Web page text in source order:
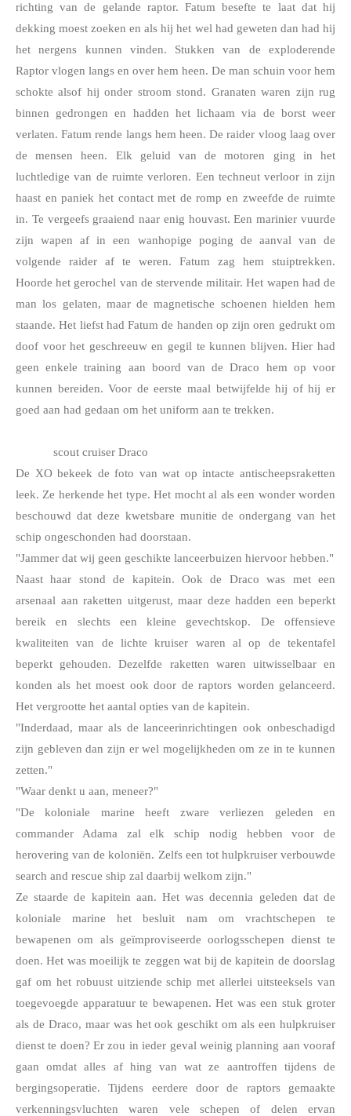
richting van de gelande raptor. Fatum besefte te laat dat hij
dekking moest zoeken en als hij het wel had geweten dan had hij
het nergens kunnen vinden. Stukken van de exploderende
Raptor vlogen langs en over hem heen. De man schuin voor hem
schokte alsof hij onder stroom stond. Granaten waren zijn rug
binnen gedrongen en hadden het lichaam via de borst weer
verlaten. Fatum rende langs hem heen. De raider vloog laag over
de mensen heen. Elk geluid van de motoren ging in het
luchtledige van de ruimte verloren. Een techneut verloor in zijn
haast en paniek het contact met de romp en zweefde de ruimte
in. Te vergeefs graaiend naar enig houvast. Een marinier vuurde
zijn wapen af in een wanhopige poging de aanval van de
volgende raider af te weren. Fatum zag hem stuiptrekken.
Hoorde het gerochel van de stervende militair. Het wapen had de
man los gelaten, maar de magnetische schoenen hielden hem
staande. Het liefst had Fatum de handen op zijn oren gedrukt om
doof voor het geschreeuw en gegil te kunnen blijven. Hier had
geen enkele training aan boord van de Draco hem op voor
kunnen bereiden. Voor de eerste maal betwijfelde hij of hij er
goed aan had gedaan om het uniform aan te trekken.
scout cruiser Draco
De XO bekeek de foto van wat op intacte antischeepsraketten
leek. Ze herkende het type. Het mocht al als een wonder worden
beschouwd dat deze kwetsbare munitie de ondergang van het
schip ongeschonden had doorstaan.
"Jammer dat wij geen geschikte lanceerbuizen hiervoor hebben."
Naast haar stond de kapitein. Ook de Draco was met een
arsenaal aan raketten uitgerust, maar deze hadden een beperkt
bereik en slechts een kleine gevechtskop. De offensieve
kwaliteiten van de lichte kruiser waren al op de tekentafel
beperkt gehouden. Dezelfde raketten waren uitwisselbaar en
konden als het moest ook door de raptors worden gelanceerd.
Het vergrootte het aantal opties van de kapitein.
"Inderdaad, maar als de lanceerinrichtingen ook onbeschadigd
zijn gebleven dan zijn er wel mogelijkheden om ze in te kunnen
zetten."
"Waar denkt u aan, meneer?"
"De koloniale marine heeft zware verliezen geleden en
commander Adama zal elk schip nodig hebben voor de
herovering van de koloniën. Zelfs een tot hulpkruiser verbouwde
search and rescue ship zal daarbij welkom zijn."
Ze staarde de kapitein aan. Het was decennia geleden dat de
koloniale marine het besluit nam om vrachtschepen te
bewapenen om als geïmproviseerde oorlogsschepen dienst te
doen. Het was moeilijk te zeggen wat bij de kapitein de doorslag
gaf om het robuust uitziende schip met allerlei uitsteeksels van
toegevoegde apparatuur te bewapenen. Het was een stuk groter
als de Draco, maar was het ook geschikt om als een hulpkruiser
dienst te doen? Er zou in ieder geval weinig planning aan vooraf
gaan omdat alles af hing van wat ze aantroffen tijdens de
bergingsoperatie. Tijdens eerdere door de raptors gemaakte
verkenningsvluchten waren vele schepen of delen ervan